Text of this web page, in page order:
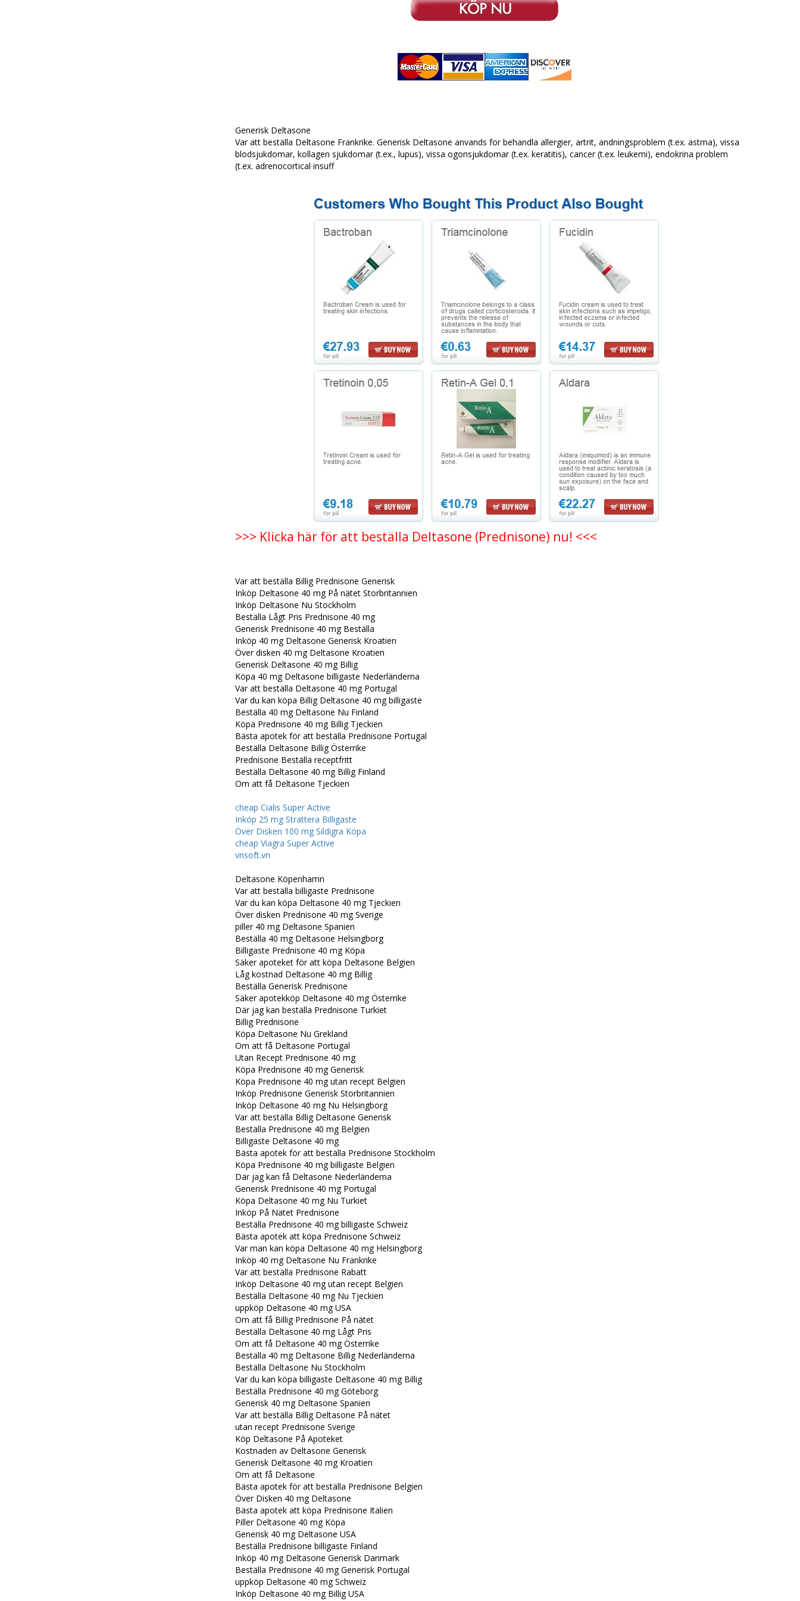
Generisk Deltasone
Var att beställa Deltasone Frankrike. Generisk Deltasone anvands for behandla allergier, artrit, andningsproblem (t.ex. astma), vissa
blodsjukdomar, kollagen sjukdomar (t.ex., lupus), vissa ogonsjukdomar (t.ex. keratitis), cancer (t.ex. leukemi), endokrina problem
(t.ex. adrenocortical insuff
>>> Klicka här för att beställa Deltasone (Prednisone) nu! <<<
Var att beställa Billig Prednisone Generisk
Inköp Deltasone 40 mg På nätet Storbritannien
Inköp Deltasone Nu Stockholm
Beställa Lågt Pris Prednisone 40 mg
Generisk Prednisone 40 mg Beställa
Inköp 40 mg Deltasone Generisk Kroatien
Över disken 40 mg Deltasone Kroatien
Generisk Deltasone 40 mg Billig
Köpa 40 mg Deltasone billigaste Nederländerna
Var att beställa Deltasone 40 mg Portugal
Var du kan köpa Billig Deltasone 40 mg billigaste
Beställa 40 mg Deltasone Nu Finland
Köpa Prednisone 40 mg Billig Tjeckien
Bästa apotek för att beställa Prednisone Portugal
Beställa Deltasone Billig Österrike
Prednisone Beställa receptfritt
Beställa Deltasone 40 mg Billig Finland
Om att få Deltasone Tjeckien
cheap Cialis Super Active
Inköp 25 mg Strattera Billigaste
Över Disken 100 mg Sildigra Köpa
cheap Viagra Super Active
vnsoft.vn
Deltasone Köpenhamn
Var att beställa billigaste Prednisone
Var du kan köpa Deltasone 40 mg Tjeckien
Över disken Prednisone 40 mg Sverige
piller 40 mg Deltasone Spanien
Beställa 40 mg Deltasone Helsingborg
Billigaste Prednisone 40 mg Köpa
Säker apoteket för att köpa Deltasone Belgien
Låg kostnad Deltasone 40 mg Billig
Beställa Generisk Prednisone
Säker apotekköp Deltasone 40 mg Österrike
Där jag kan beställa Prednisone Turkiet
Billig Prednisone
Köpa Deltasone Nu Grekland
Om att få Deltasone Portugal
Utan Recept Prednisone 40 mg
Köpa Prednisone 40 mg Generisk
Köpa Prednisone 40 mg utan recept Belgien
Inköp Prednisone Generisk Storbritannien
Inköp Deltasone 40 mg Nu Helsingborg
Var att beställa Billig Deltasone Generisk
Beställa Prednisone 40 mg Belgien
Billigaste Deltasone 40 mg
Bästa apotek för att beställa Prednisone Stockholm
Köpa Prednisone 40 mg billigaste Belgien
Där jag kan få Deltasone Nederländerna
Generisk Prednisone 40 mg Portugal
Köpa Deltasone 40 mg Nu Turkiet
Inköp På Nätet Prednisone
Beställa Prednisone 40 mg billigaste Schweiz
Bästa apotek att köpa Prednisone Schweiz
Var man kan köpa Deltasone 40 mg Helsingborg
Inköp 40 mg Deltasone Nu Frankrike
Var att beställa Prednisone Rabatt
Inköp Deltasone 40 mg utan recept Belgien
Beställa Deltasone 40 mg Nu Tjeckien
uppköp Deltasone 40 mg USA
Om att få Billig Prednisone På nätet
Beställa Deltasone 40 mg Lågt Pris
Om att få Deltasone 40 mg Österrike
Beställa 40 mg Deltasone Billig Nederländerna
Beställa Deltasone Nu Stockholm
Var du kan köpa billigaste Deltasone 40 mg Billig
Beställa Prednisone 40 mg Göteborg
Generisk 40 mg Deltasone Spanien
Var att beställa Billig Deltasone På nätet
utan recept Prednisone Sverige
Köp Deltasone På Apoteket
Kostnaden av Deltasone Generisk
Generisk Deltasone 40 mg Kroatien
Om att få Deltasone
Bästa apotek för att beställa Prednisone Belgien
Över Disken 40 mg Deltasone
Bästa apotek att köpa Prednisone Italien
Piller Deltasone 40 mg Köpa
Generisk 40 mg Deltasone USA
Beställa Prednisone billigaste Finland
Inköp 40 mg Deltasone Generisk Danmark
Beställa Prednisone 40 mg Generisk Portugal
uppköp Deltasone 40 mg Schweiz
Inköp Deltasone 40 mg Billig USA